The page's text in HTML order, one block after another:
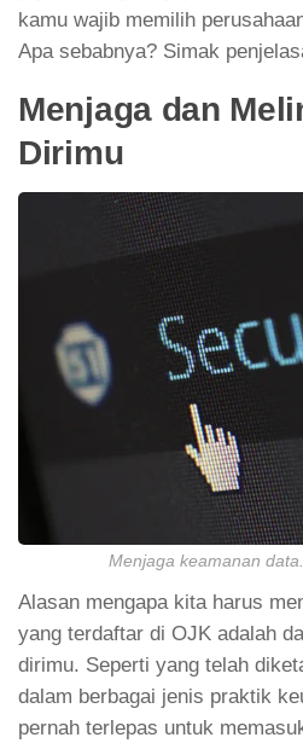
kamu wajib memilih
Apa sebabnya? Simak
Menjaga dan
Dirimu
Menjaga keamanan
Alasan mengapa kita harus
yang terdaftar di OJK adalah
dirimu. Seperti yang telah
dalam berbagai jenis praktik
pernah terlepas untuk